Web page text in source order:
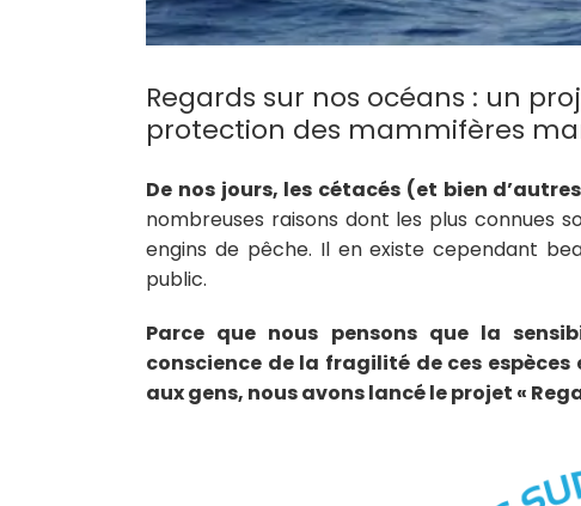
Regards sur nos océans : un
protection des mammifères
De nos jours, les cétacés (et bien
nombreuses raisons dont les plus connues
engins de pêche. Il en existe cependant
public.
Parce que nous pensons que la
conscience de la fragilité de ces espèces
aux gens, nous avons lancé le projet «